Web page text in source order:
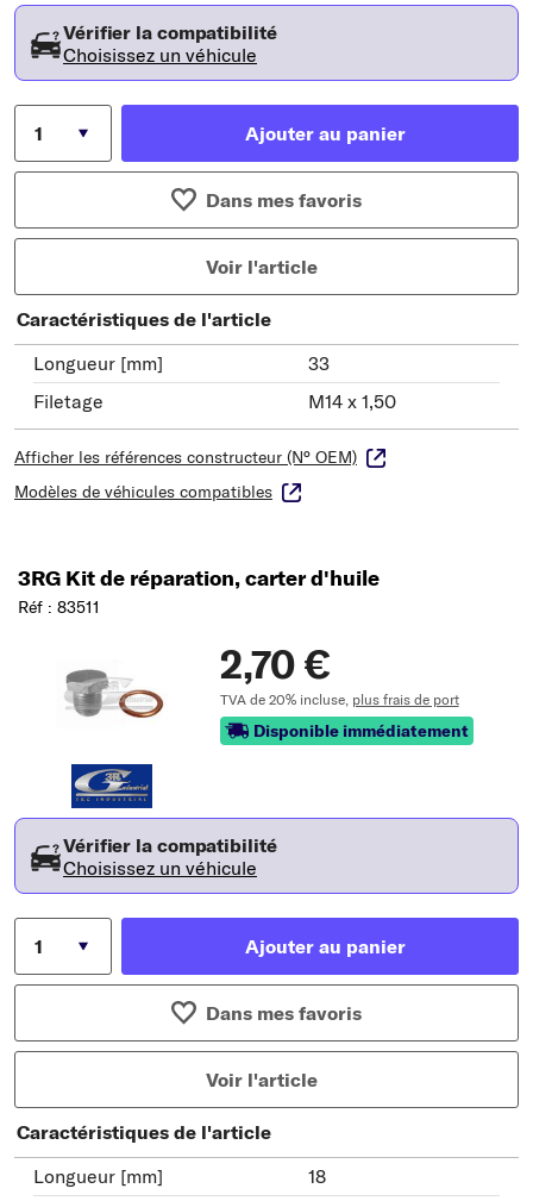
Vérifier la compatibilité
Choisissez un véhicule
Ajouter au panier
Dans mes favoris
Voir l'article
Caractéristiques de l'article
Longueur [mm]
33
Filetage
M14 x 1,50
Afficher les références constructeur (N° OEM)
Modèles de véhicules compatibles
3RG Kit de réparation, carter d'huile
Réf : 83511
2,70 €
TVA de 20% incluse, plus frais de port
Disponible immédiatement
Vérifier la compatibilité
Choisissez un véhicule
Ajouter au panier
Dans mes favoris
Voir l'article
Caractéristiques de l'article
Longueur [mm]
18